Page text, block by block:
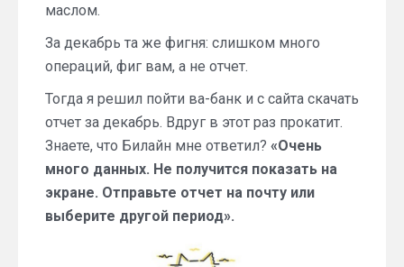
маслом.
За декабрь та же фигня: слишком много
операций, фиг вам, а не отчет.
Тогда я решил пойти ва-банк и с сайта скачать
отчет за декабрь. Вдруг в этот раз прокатит.
Знаете, что Билайн мне ответил? «Очень
много данных. Не получится показать на
экране. Отправьте отчет на почту или
выберите другой период».